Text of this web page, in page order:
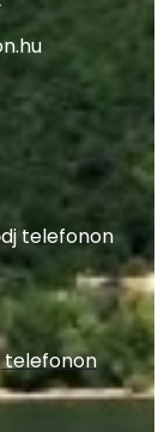
telefonon
telefonon